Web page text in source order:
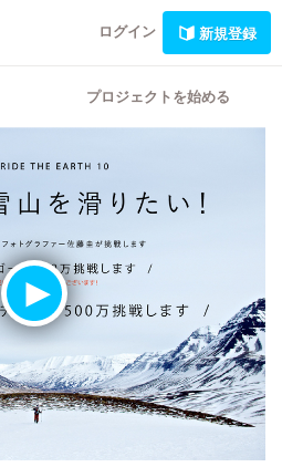
ログイン 新規登録
プロジェクトを始める